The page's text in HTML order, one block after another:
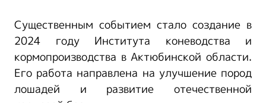
Существенным событием стало создание в
2024 году Института коневодства и
кормопроизводства в Актюбинской области.
Его работа направлена на улучшение пород
лошадей и развитие отечественной